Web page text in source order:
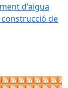
d'aigua
de